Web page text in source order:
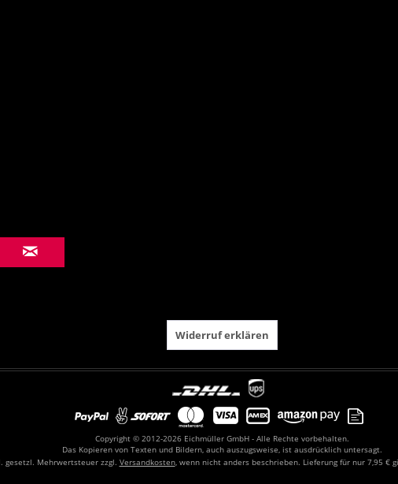
Widerruf erklären
Copyright © 2012-2026 Eichmüller GmbH - Alle Rechte vorbehalten.
Das Kopieren von Texten und Bildern, auch auszugsweise, ist ausdrücklich untersagt.
gesetzl. Mehrwertsteuer zzgl. Versandkosten, wenn nicht anders beschrieben. Lieferung für nur 7,95 €